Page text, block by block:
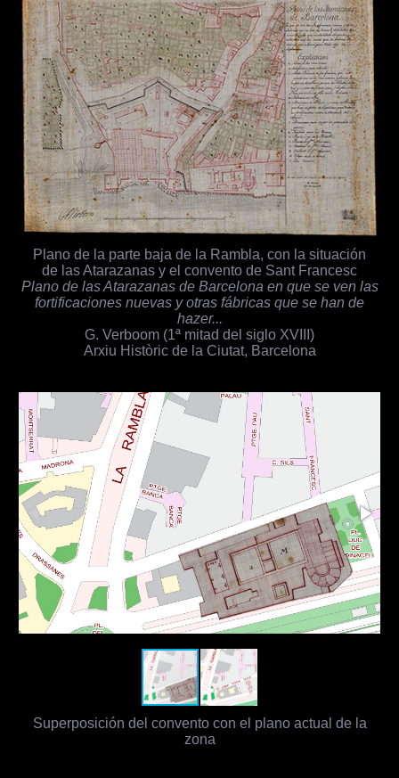
Plano de la parte baja de la Rambla, con la situación
de las Atarazanas y el convento de Sant Francesc
Plano de las Atarazanas de Barcelona en que se ven las
fortificaciones nuevas y otras fábricas que se han de
hazer...
G. Verboom (1ª mitad del siglo XVIII)
Arxiu Històric de la Ciutat, Barcelona
Superposición del convento con el plano actual de la
zona